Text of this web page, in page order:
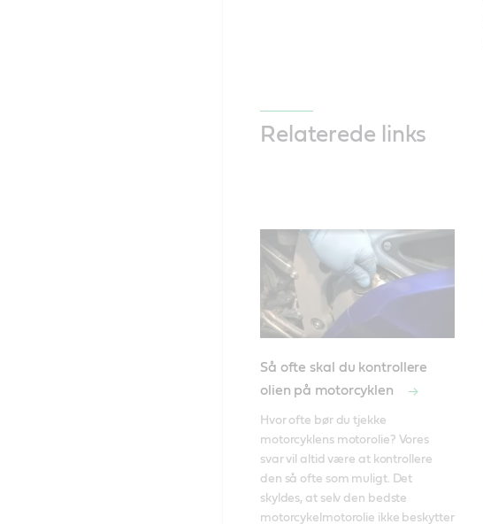
Relaterede links
Så ofte skal du kontrollere
olien på motorcyklen
Hvor ofte bør du tjekke
motorcyklens motorolie? Vores
svar vil altid være at kontrollere
den så ofte som muligt. Det
skyldes, at selv den bedste
motorcykelmotorolie ikke beskytter